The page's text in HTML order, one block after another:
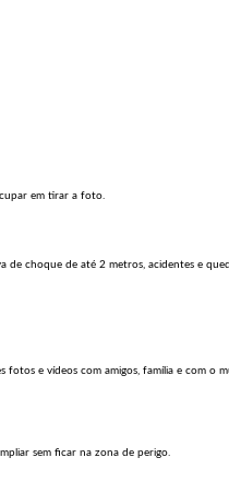
em tirar a foto.
de choque de até 2 metros, acidentes e
e vídeos com amigos, família e com o
sem ficar na zona de perigo.